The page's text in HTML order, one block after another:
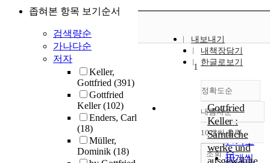
좁혀본 항목 보기순서
검색량순
가나다순
저자
Keller,
Gottfried (391)
Gottfried
Keller(102)
Enders, Carl
(18)
Müller,
Dominik (18)
내보내기
내책장담기
한글로보기
정확도순
정확도
순
인기도
순
내림차순
내림차순
10개씩 출력
10개씩
조회
1
Gottfried
Keller :
Sämtliche
werke und